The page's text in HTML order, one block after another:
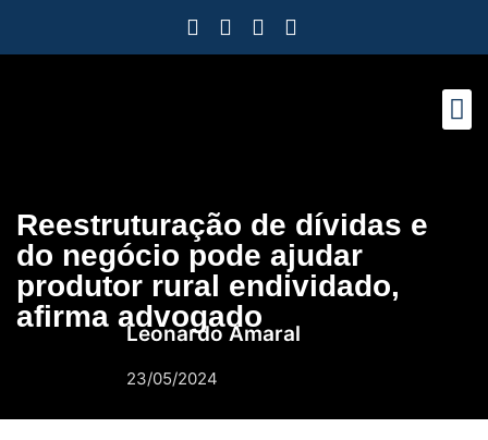
Reestruturação de dívidas e
do negócio pode ajudar
produtor rural endividado,
afirma advogado
Leonardo Amaral
23/05/2024